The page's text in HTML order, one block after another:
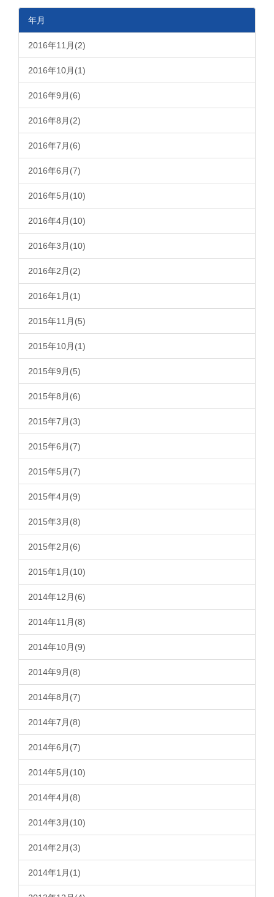
年月
2016年11月(2)
2016年10月(1)
2016年9月(6)
2016年8月(2)
2016年7月(6)
2016年6月(7)
2016年5月(10)
2016年4月(10)
2016年3月(10)
2016年2月(2)
2016年1月(1)
2015年11月(5)
2015年10月(1)
2015年9月(5)
2015年8月(6)
2015年7月(3)
2015年6月(7)
2015年5月(7)
2015年4月(9)
2015年3月(8)
2015年2月(6)
2015年1月(10)
2014年12月(6)
2014年11月(8)
2014年10月(9)
2014年9月(8)
2014年8月(7)
2014年7月(8)
2014年6月(7)
2014年5月(10)
2014年4月(8)
2014年3月(10)
2014年2月(3)
2014年1月(1)